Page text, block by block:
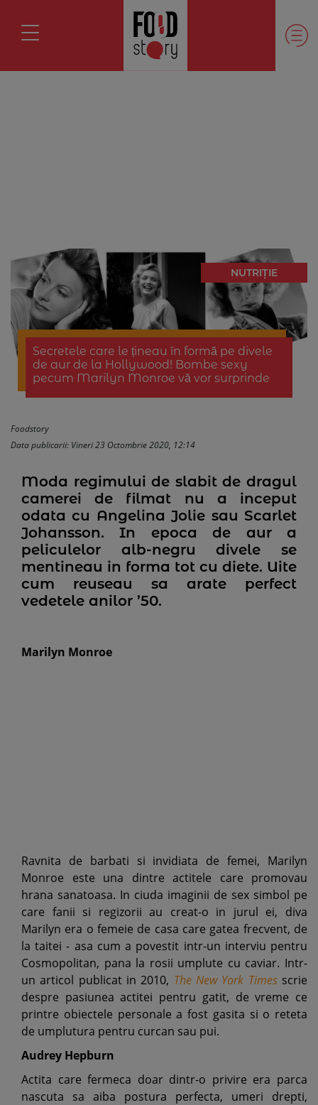
NUTRIȚIE
Secretele care le țineau în formă pe divele
de aur de la Hollywood! Bombe sexy
pecum Marilyn Monroe vă vor surprinde
Foodstory
Data publicarii: Vineri 23 Octombrie 2020, 12:14
Moda regimului de slabit de dragul
camerei de filmat nu a inceput
odata cu Angelina Jolie sau Scarlet
Johansson. In epoca de aur a
peliculelor alb-negru divele se
mentineau in forma tot cu diete. Uite
cum reuseau sa arate perfect
vedetele anilor ’50.
Marilyn Monroe
Ravnita de barbati si invidiata de femei, Marilyn
Monroe este una dintre actitele care promovau
hrana sanatoasa. In ciuda imaginii de sex simbol pe
care fanii si regizorii au creat-o in jurul ei, diva
Marilyn era o femeie de casa care gatea frecvent, de
la taitei - asa cum a povestit intr-un interviu pentru
Cosmopolitan, pana la rosii umplute cu caviar. Intr-
un articol publicat in 2010, The New York Timesscrie
despre pasiunea actitei pentru gatit, de vreme ce
printre obiectele personale a fost gasita si o reteta
de umplutura pentru curcan sau pui.
Audrey Hepburn
Actita care fermeca doar dintr-o privire era parca
nascuta sa aiba postura perfecta, umeri drepti,